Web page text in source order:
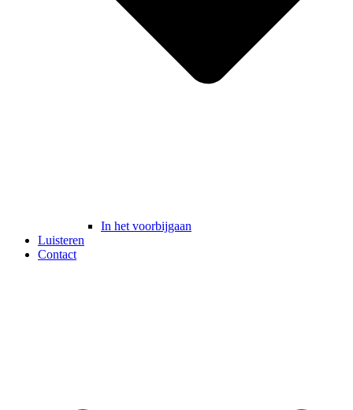
In het voorbijgaan
Luisteren
Contact